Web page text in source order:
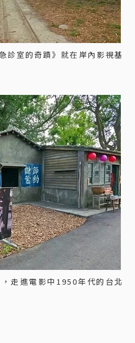
診室的奇蹟》就在岸內影視基
走進電影中1950年代的台北